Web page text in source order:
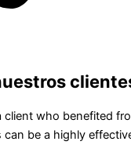
client who benefited
can be a highly